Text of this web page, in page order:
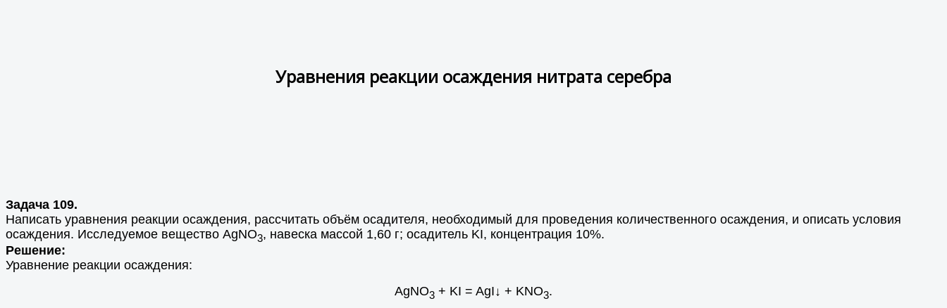
Уравнения реакции осаждения нитрата серебра
Задача 109.
Написать уравнения реакции осаждения, рассчитать объём осадителя, необходимый для проведения количественного осаждения, и описать условия
осаждения. Исследуемое вещество AgNO3, навеска массой 1,60 г; осадитель KI, концентрация 10%.
Решение:
Уравнение реакции осаждения:
AgNO3 + KI = AgI↓ + KNO3.